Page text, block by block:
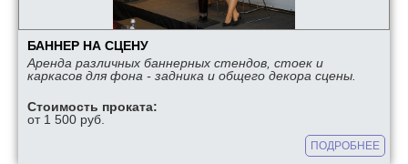
БАННЕР НА СЦЕНУ
Аренда различных баннерных стендов, стоек и
каркасов для фона - задника и общего декора сцены.
Стоимость проката:
от 1 500 руб.
ПОДРОБНЕЕ